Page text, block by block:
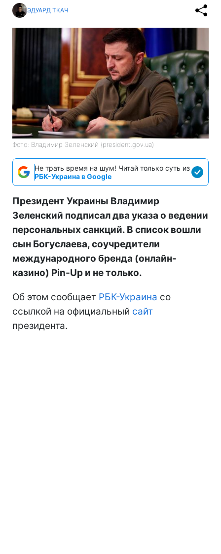
ЭДУАРД ТКАЧ
Фото: Владимир Зеленский (president.gov.ua)
Не трать время на шум! Читай только суть из
РБК-Украина в Google
Президент Украины Владимир
Зеленский подписал два указа о ведении
персональных санкций. В список вошли
сын Богуслаева, соучредители
международного бренда (онлайн-
казино) Pin-Up и не только.
Об этом сообщает РБК-Украина со
ссылкой на официальный сайт
президента.